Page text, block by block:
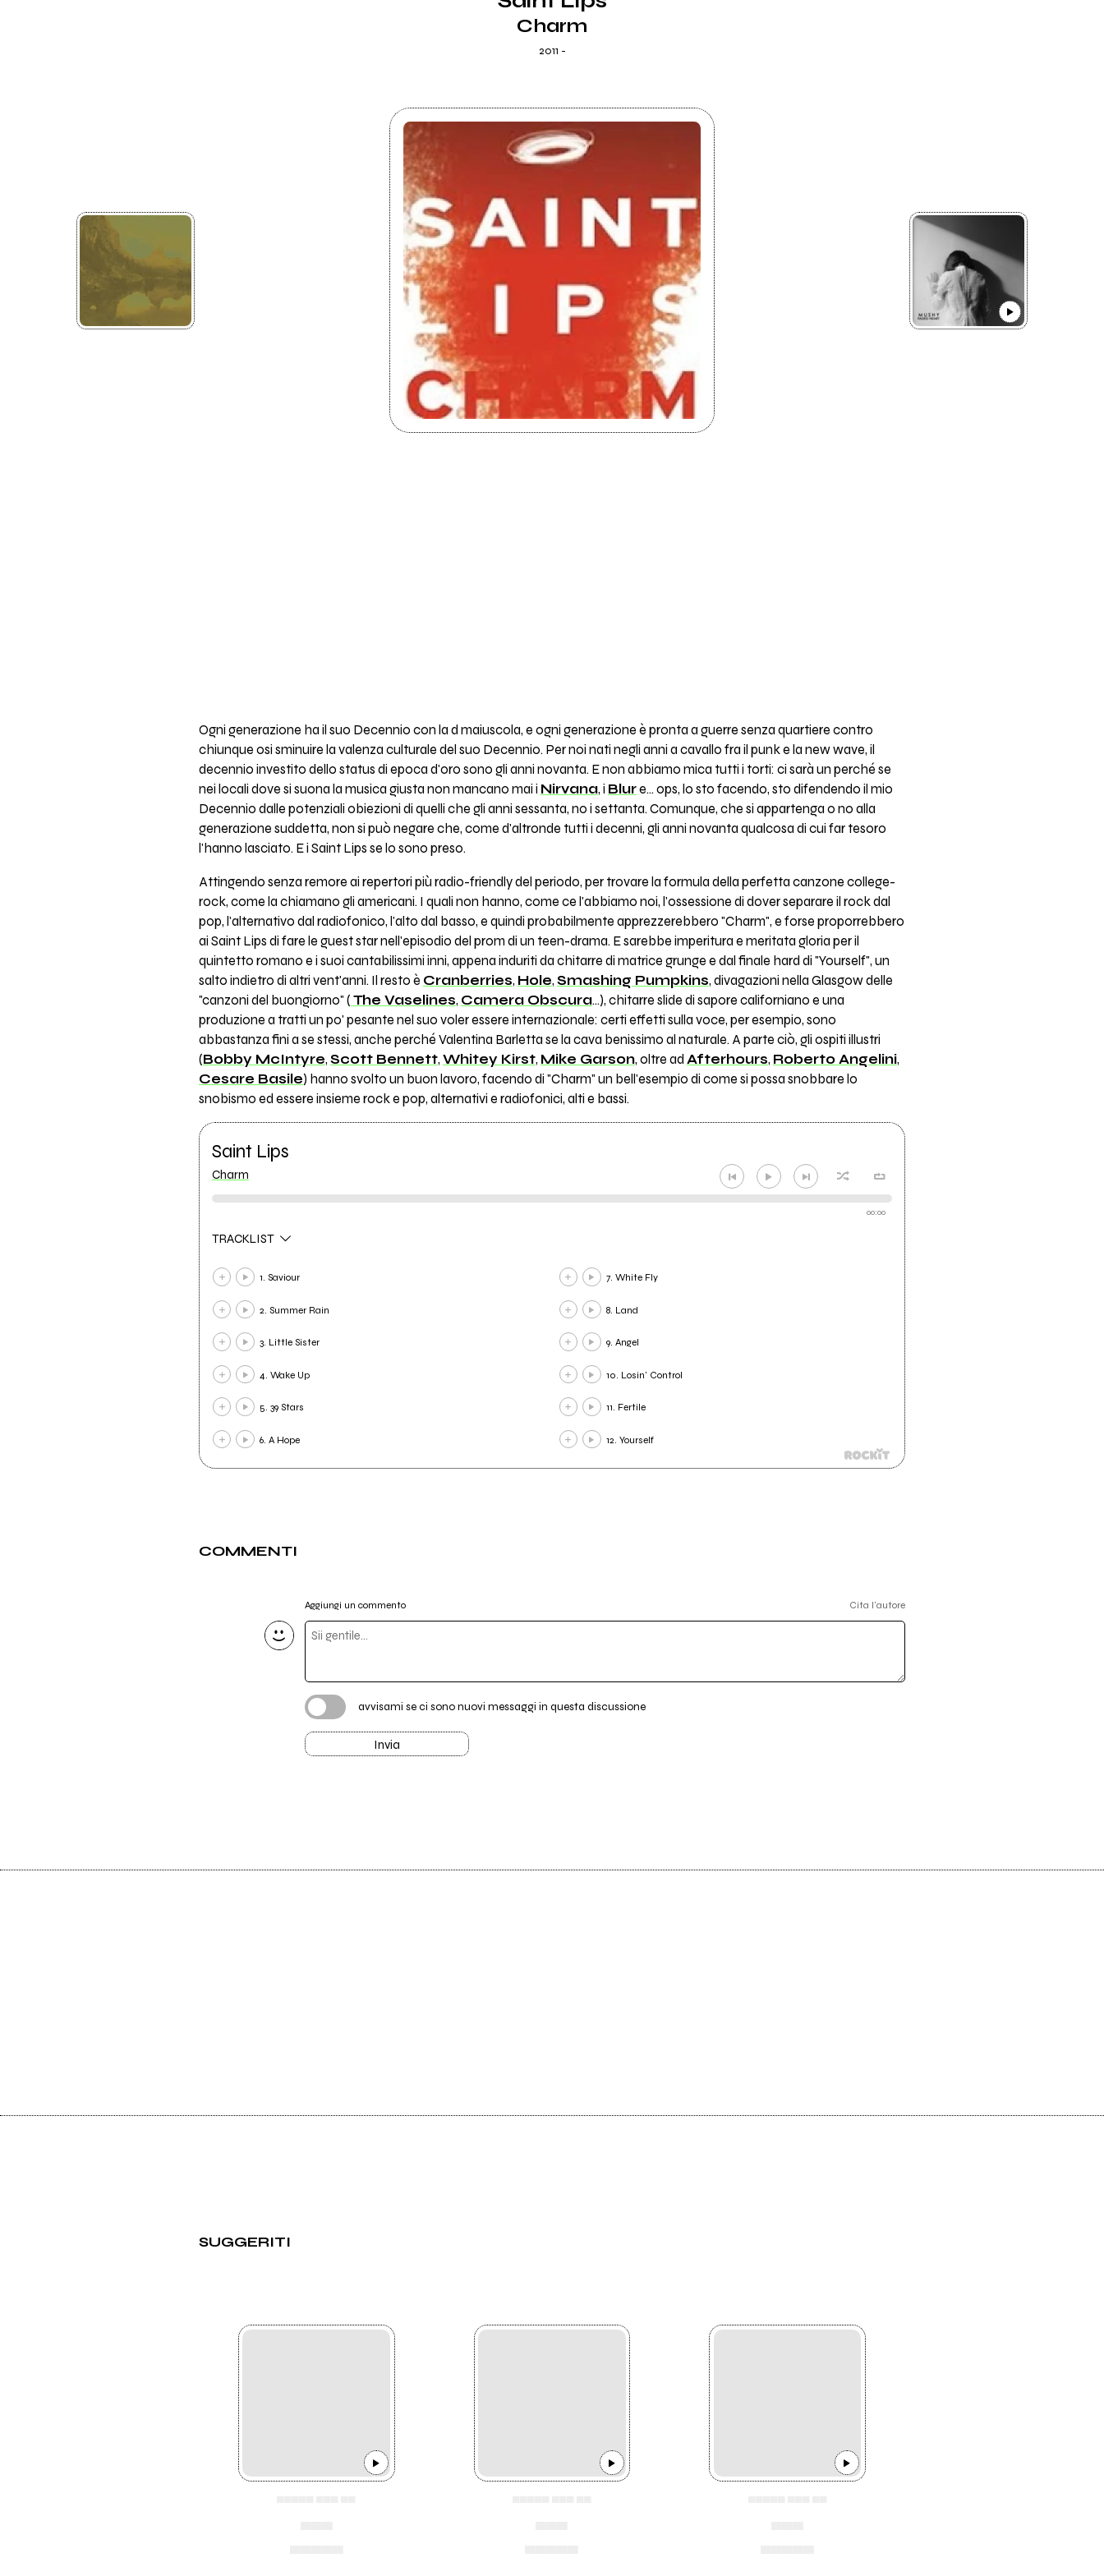
Charm
2011 -
Ogni generazione ha il suo Decennio con la d maiuscola, e ogni generazione è pronta a guerre senza quartiere contro
chiunque osi sminuire la valenza culturale del suo Decennio. Per noi nati negli anni a cavallo fra il punk e la new wave, il
decennio investito dello status di epoca d'oro sono gli anni novanta. E non abbiamo mica tutti i torti: ci sarà un perché se
nei locali dove si suona la musica giusta non mancano mai i Nirvana, i Blure... ops, lo sto facendo, sto difendendo il mio
Decennio dalle potenziali obiezioni di quelli che gli anni sessanta, no i settanta. Comunque, che si appartenga o no alla
generazione suddetta, non si può negare che, come d'altronde tutti i decenni, gli anni novanta qualcosa di cui far tesoro
l'hanno lasciato. E i Saint Lips se lo sono preso.
Attingendo senza remore ai repertori più radio-friendly del periodo, per trovare la formula della perfetta canzone college-
rock, come la chiamano gli americani. I quali non hanno, come ce l'abbiamo noi, l'ossessione di dover separare il rock dal
pop, l'alternativo dal radiofonico, l'alto dal basso, e quindi probabilmente apprezzerebbero "Charm", e forse proporrebbero
ai Saint Lips di fare le guest star nell'episodio del prom di un teen-drama. E sarebbe imperitura e meritata gloria per il
quintetto romano e i suoi cantabilissimi inni, appena induriti da chitarre di matrice grunge e dal finale hard di "Yourself", un
salto indietro di altri vent'anni. Il resto è Cranberries, Hole, Smashing Pumpkins, divagazioni nella Glasgow delle
"canzoni del buongiorno" ( The Vaselines, Camera Obscura...), chitarre slide di sapore californiano e una
produzione a tratti un po' pesante nel suo voler essere internazionale: certi effetti sulla voce, per esempio, sono
abbastanza fini a se stessi, anche perché Valentina Barletta se la cava benissimo al naturale. A parte ciò, gli ospiti illustri
(Bobby McIntyre, Scott Bennett, Whitey Kirst, Mike Garson, oltre ad Afterhours, Roberto Angelini,
Cesare Basile) hanno svolto un buon lavoro, facendo di "Charm" un bell'esempio di come si possa snobbare lo
snobismo ed essere insieme rock e pop, alternativi e radiofonici, alti e bassi.
Saint Lips
Charm
00:00
TRACKLIST
1. Saviour
2. Summer Rain
3. Little Sister
4. Wake Up
5. 39 Stars
6. A Hope
7. White Fly
8. Land
9. Angel
10. Losin' Control
11. Fertile
12. Yourself
COMMENTI
Aggiungi un commento Cita l'autore
avvisami se ci sono nuovi messaggi in questa discussione
Invia
SUGGERITI